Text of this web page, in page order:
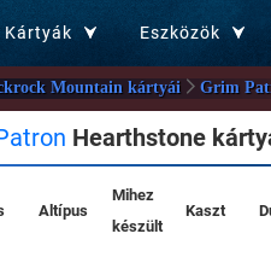
Kártyák Eszközök
Mountain kártyái Grim
Hearthstone
Altípus
Mihez
készült
Kaszt